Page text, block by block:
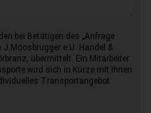
bei Betätigen des „Anfrage
e.U. Handel &
übermittelt. Ein Mitarbeiter
wird sich in Kürze mit Ihnen
Transportangebot